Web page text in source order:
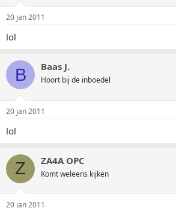
20 jan 2011
lol
B Baas J.
Hoort bij de inboedel
20 jan 2011
lol
Z ZA4A OPC
Komt weleens kijken
20 jan 2011